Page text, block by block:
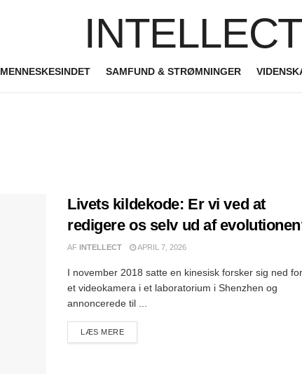
INTELLECT
MENNESKESINDET SAMFUND & STRØMNINGER
Livets kildekode: Er vi ved at
redigere os selv ud af
AF INTELLECT APRIL 7, 2026
I november 2018 satte en kinesisk forsker sig ned
et videokamera i et laboratorium i Shenzhen og
annoncerede til ...
LÆS MEREDETAILS